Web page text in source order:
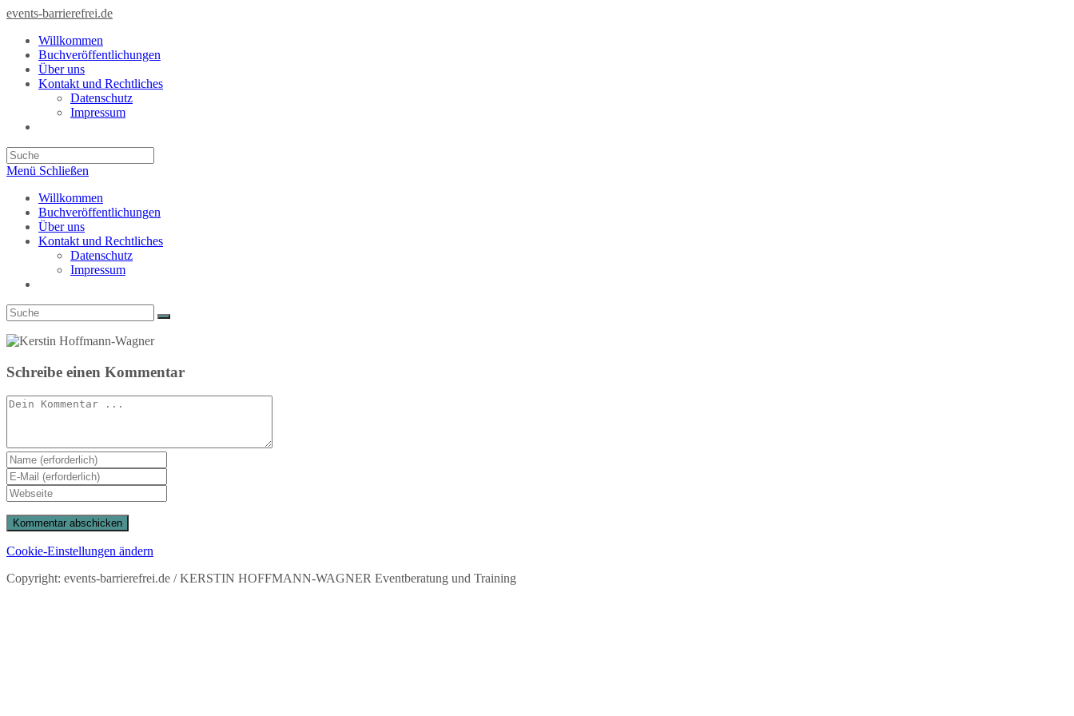
Zum
springen
events-barrierefrei.de
Willkommen
Buchveröffentlichungen
Über uns
Kontakt und Rechtliches
Datenschutz
Impressum
search
Menü Schließen
Willkommen
Buchveröffentlichungen
Über uns
Kontakt und Rechtliches
Datenschutz
Impressum
search
Schreibe einen Kommentar
Kommentieren
Gib
deinen
Namen
oder
Benutzernamen
zum
Kommentieren
ein
Gib
deine
E-
Mail-
Adresse
zum
Kommentieren
ein
Gib
deine
Website-
URL
ein
Cookie-Einstellungen ändern
Copyright: events-barrierefrei.de / KERSTIN HOFFMANN-WAGNER Eventberatung und Training